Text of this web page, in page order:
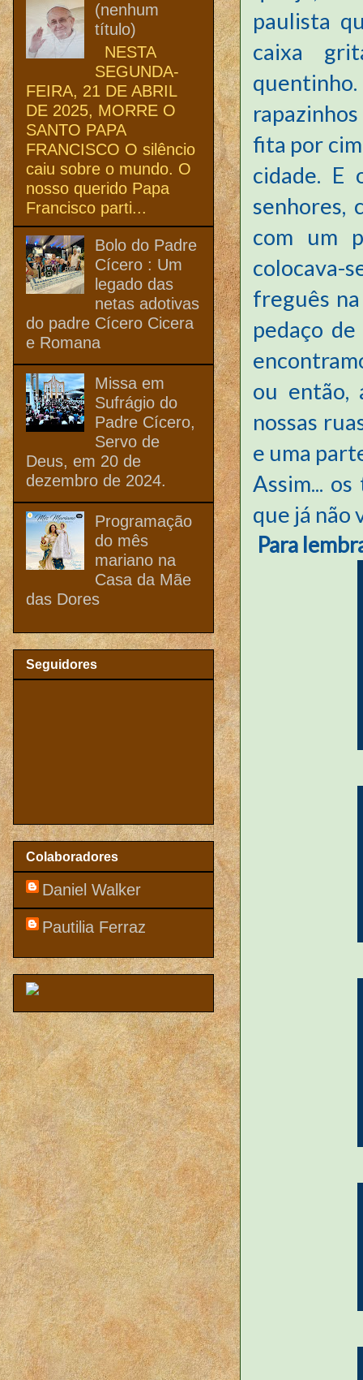
paulista
caixa
fita por
cidade. E
senhores,
com um
freguês
pedaço
ou então,
nossas
e uma
Assim...
que já não
Para
(nenhum
título)
NESTA
SEGUNDA-
FEIRA, 21 DE ABRIL
DE 2025, MORRE O
SANTO PAPA
FRANCISCO O silêncio
caiu sobre o mundo. O
nosso querido Papa
Francisco parti...
Bolo do Padre
Cícero : Um
legado das
netas adotivas
do padre Cícero Cicera
e Romana
Missa em
Sufrágio do
Padre Cícero,
Servo de
Deus, em 20 de
dezembro de 2024.
Programação
do mês
mariano na
Casa da Mãe
das Dores
Seguidores
Colaboradores
Daniel Walker
Pautilia Ferraz